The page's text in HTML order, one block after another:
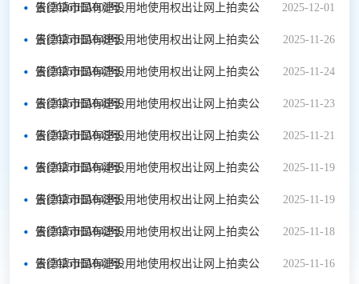
告[2026]HA001号 2025-12-01
景德镇市国有建设用地使用权出让网上拍卖公
告[2025]HA048号 2025-11-26
景德镇市国有建设用地使用权出让网上拍卖公
告[2025]HA047号 2025-11-24
景德镇市国有建设用地使用权出让网上拍卖公
告[2025]HA046号 2025-11-23
景德镇市国有建设用地使用权出让网上拍卖公
告[2025]HA045号 2025-11-21
景德镇市国有建设用地使用权出让网上拍卖公
告[2025]HA044号 2025-11-19
景德镇市国有建设用地使用权出让网上拍卖公
告[2025]HA043号 2025-11-19
景德镇市国有建设用地使用权出让网上拍卖公
告[2025]HA042号 2025-11-18
景德镇市国有建设用地使用权出让网上拍卖公
告[2025]HA041号 2025-11-16
景德镇市国有建设用地使用权出让网上拍卖公